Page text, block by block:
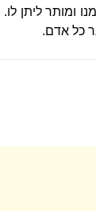
ומותר ליתן
כל אדם.